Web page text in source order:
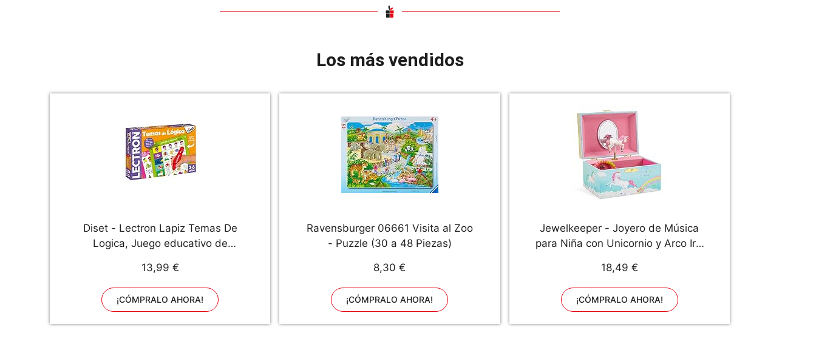
Los más vendidos
Diset - Lectron Lapiz Temas De
Logica, Juego educativo de
partir de 3 años
13,99 €
¡CÓMPRALO AHORA!
Ravensburger 06661 Visita al Zoo
- Puzzle (30 a 48 Piezas)
8,30 €
¡CÓMPRALO AHORA!
Jewelkeeper - Joyero de Música
para Niña con Unicornio y Arco Iris
18,49 €
¡CÓMPRALO AHORA!